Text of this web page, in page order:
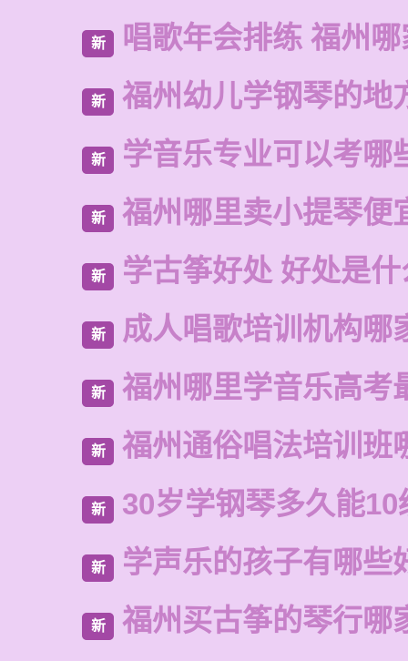
新 唱歌年会排练 福州
新 福州幼儿学钢琴的地
新 学音乐专业可以考哪
新 福州哪里卖小提琴便
新 学古筝好处 好处是什
新 成人唱歌培训机构哪
新 福州哪里学音乐高考
新 福州通俗唱法培训班
新 30岁学钢琴多久能10
新 学声乐的孩子有哪些
新 福州买古筝的琴行哪